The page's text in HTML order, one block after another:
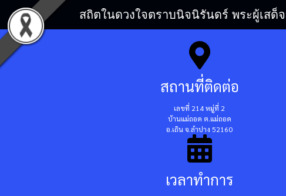
สถิตในดวงใจตราบนิจนิรันดร์ พระผู้เส
สถานที่ติดต่อ
เลขที่ 214 หมู่ที่ 2
บ้านแม่ถอด ต.แม่ถอด
อ.เถิน จ.ลำปาง 52160
เวลาทำการ